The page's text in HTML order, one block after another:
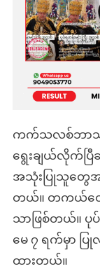
ကက်သလစ်ဘာသ
ရွေးချယ်လိုက်ပြီ
အသုံးပြုသူတွေအက
တယ်။ တကယ်တေ
သာဖြစ်တယ်။ ပု
မေ ၇ ရက်မှာ ပ
ထားတယ်။